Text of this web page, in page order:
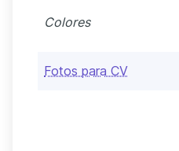
Colores
Fotos para CV